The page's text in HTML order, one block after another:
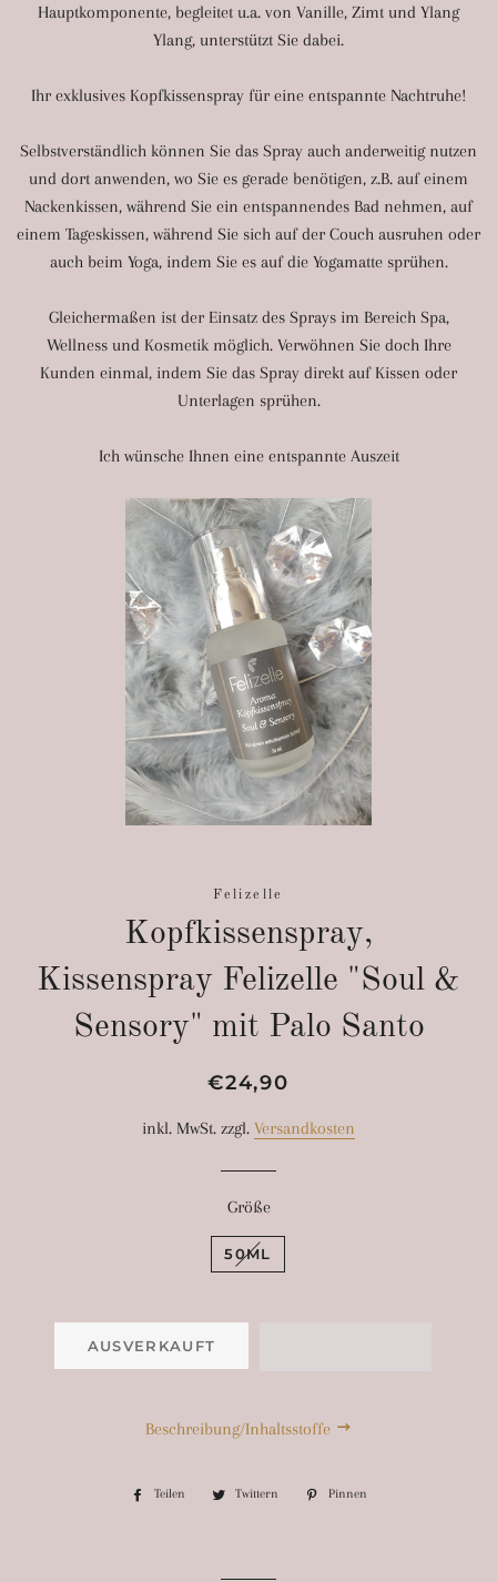
Hauptkomponente, begleitet u.a. von Vanille, Zimt und Ylang
Ylang, unterstützt Sie dabei.
Ihr exklusives Kopfkissenspray für eine entspannte Nachtruhe!
Selbstverständlich können Sie das Spray auch anderweitig nutzen
und dort anwenden, wo Sie es gerade benötigen, z.B. auf einem
Nackenkissen, während Sie ein entspannendes Bad nehmen, auf
einem Tageskissen, während Sie sich auf der Couch ausruhen oder
auch beim Yoga, indem Sie es auf die Yogamatte sprühen.
Gleichermaßen ist der Einsatz des Sprays im Bereich Spa,
Wellness und Kosmetik möglich. Verwöhnen Sie doch Ihre
Kunden einmal, indem Sie das Spray direkt auf Kissen oder
Unterlagen sprühen.
Ich wünsche Ihnen eine entspannte Auszeit
Felizelle
Kopfkissenspray,
Kissenspray Felizelle "Soul &
Sensory" mit Palo Santo
Normaler
Sonderpreis
€24,90
inkl. MwSt. zzgl. Versandkosten
Größe
50ML
AUSVERKAUFT
Beschreibung/Inhaltsstoffe
Teilen
Auf
Twittern
Auf
Pinnen